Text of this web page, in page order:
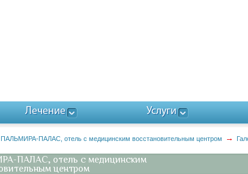
Лечение Услуги
ПАЛЬМИРА-ПАЛАС, отель с медицинским восстановительным центром
ПАЛАС, отель с медицинским
центром